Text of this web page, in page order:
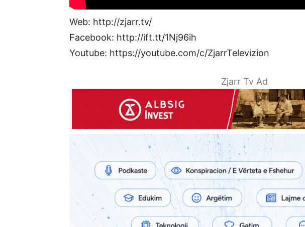
Web: http://zjarr.tv/
Facebook: http://ift.tt/1Nj96ih
Youtube: https://youtube.com/c/ZjarrTelevizion
Zjarr Tv Ad